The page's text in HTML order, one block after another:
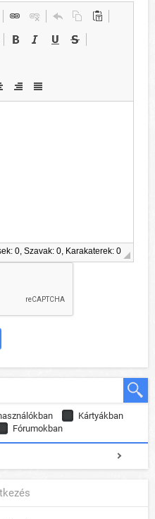
0, Szavak: 0, Karakaterek: 0
Kártyákban
Fórumokban